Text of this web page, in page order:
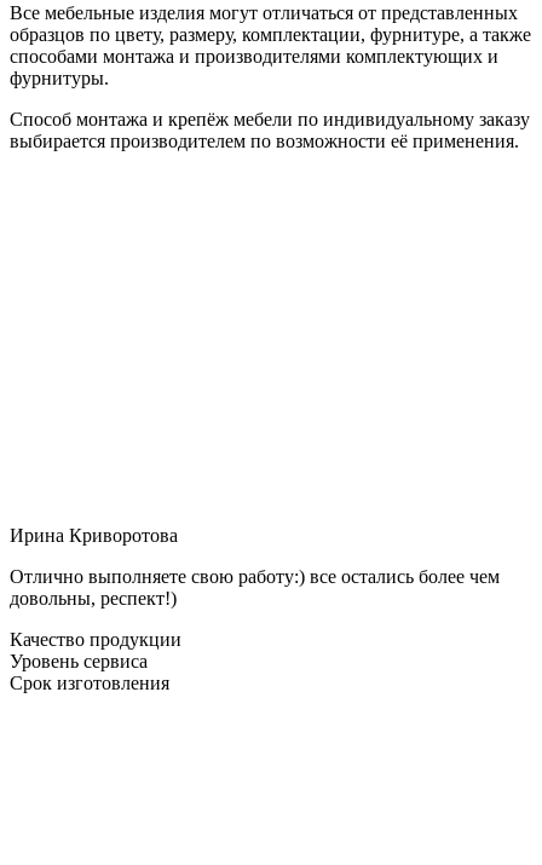
Все мебельные изделия могут отличаться от представленных
образцов по цвету, размеру, комплектации, фурнитуре, а также
способами монтажа и производителями комплектующих и
фурнитуры.
Способ монтажа и крепёж мебели по индивидуальному заказу
выбирается производителем по возможности её применения.
Ирина Криворотова
Отлично выполняете свою работу:) все остались более чем
довольны, респект!)
Качество продукции
Уровень сервиса
Срок изготовления